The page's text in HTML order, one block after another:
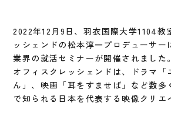
2022年12月9日、羽衣国際大学1104教
ッシェンドの松本淳一プロデューサー
業界の就活セミナーが開催されました。
オフィスクレッシェンドは、ドラマ「
ん」、映画「耳をすませば」など数多
で知られる日本を代表する映像クリエ